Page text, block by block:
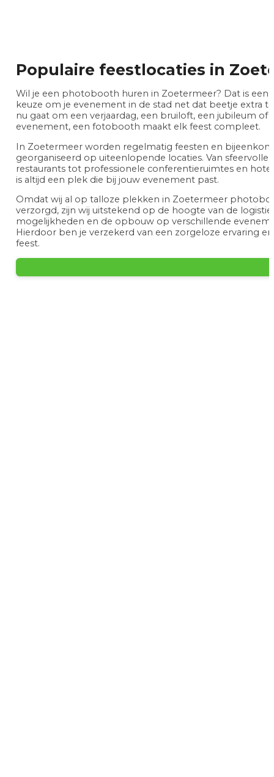
Populaire feestlocaties in
Wil je een photobooth huren in Zoetermeer? Dat is een
keuze om je evenement in de stad net dat beetje extra
nu gaat om een verjaardag, een bruiloft, een jubileum of
evenement, een fotobooth maakt elk feest compleet.
In Zoetermeer worden regelmatig feesten en
georganiseerd op uiteenlopende locaties. Van sfeervolle
restaurants tot professionele conferentieruimtes en
is altijd een plek die bij jouw evenement past.
Omdat wij al op talloze plekken in Zoetermeer
verzorgd, zijn wij uitstekend op de hoogte van de
mogelijkheden en de opbouw op verschillende
Hierdoor ben je verzekerd van een zorgeloze ervaring
feest.